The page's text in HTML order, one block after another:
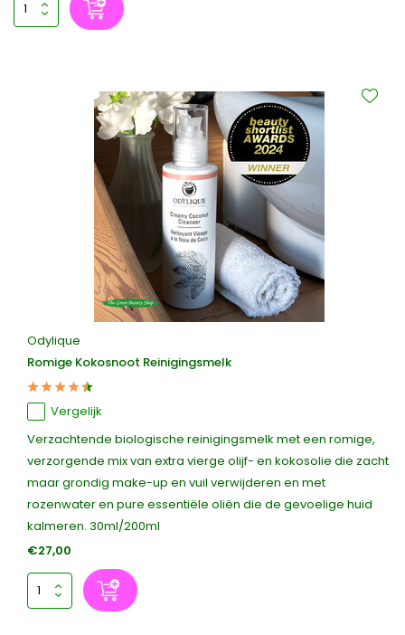
Odylique
Romige Kokosnoot Reinigingsmelk
Vergelijk
Verzachtende biologische reinigingsmelk met een romige,
verzorgende mix van extra vierge olijf- en kokosolie die zacht
maar grondig make-up en vuil verwijderen en met
rozenwater en pure essentiële oliën die de gevoelige huid
kalmeren. 30ml/200ml
€27,00